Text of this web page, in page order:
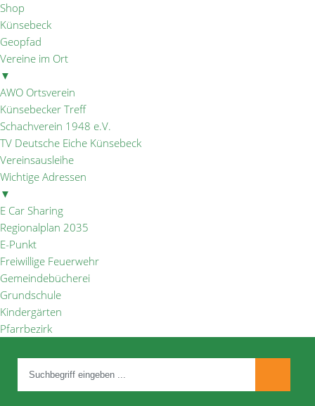
Shop
Künsebeck
Geopfad
Vereine im Ort
▼
AWO Ortsverein
Künsebecker Treff
Schachverein 1948 e.V.
TV Deutsche Eiche Künsebeck
Vereinsausleihe
Wichtige Adressen
▼
E Car Sharing
Regionalplan 2035
E-Punkt
Freiwillige Feuerwehr
Gemeindebücherei
Grundschule
Kindergärten
Pfarrbezirk